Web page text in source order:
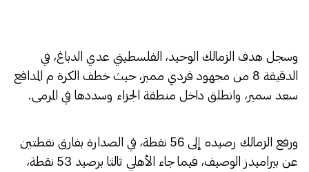
وسجل هدف الزمالك الوحيد، الفلسطيني عدي الدباغ، في
الدقيقة 8 من مجهود فردي مميز، حيث خطف الكرة م المدافع
سعد سمير، وانطلق داخل منطقة الجزاء وسددها في المرمى.
ورفع الزمالك رصيده إلى 56 نقطة، في الصدارة بفارق نقطتين
عن بيراميدز الوصيف، فيما جاء الأهلي ثالثا برصيد 53 نقطة،